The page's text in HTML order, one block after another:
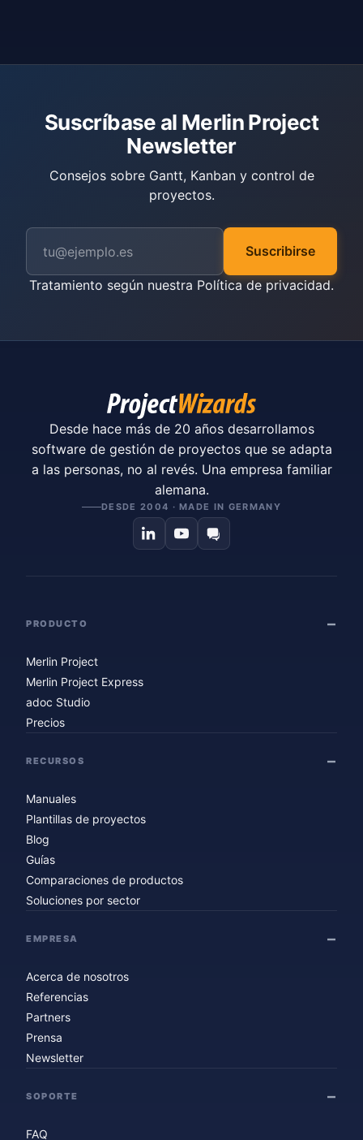
Suscríbase al Merlin Project
Newsletter
Consejos sobre Gantt, Kanban y control de
proyectos.
Suscribirse
Tratamiento según nuestra Política de privacidad.
Desde hace más de 20 años desarrollamos
software de gestión de proyectos que se adapta
a las personas, no al revés. Una empresa familiar
alemana.
DESDE 2004 · MADE IN GERMANY
PRODUCTO
Merlin Project
Merlin Project Express
adoc Studio
Precios
RECURSOS
Manuales
Plantillas de proyectos
Blog
Guías
Comparaciones de productos
Soluciones por sector
EMPRESA
Acerca de nosotros
Referencias
Partners
Prensa
Newsletter
SOPORTE
FAQ